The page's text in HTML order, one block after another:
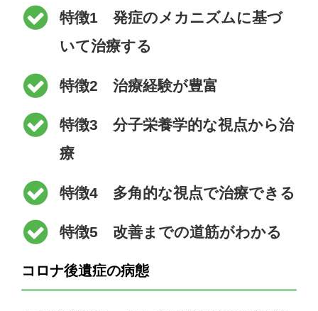
特徴1 発症のメカニズムに基づ
いて治療する
特徴2 治療経験が豊富
特徴3 分子栄養学的な視点から治
療
特徴4 多角的な視点で治療できる
特徴5 改善までの道筋がわかる
コロナ後遺症の病態